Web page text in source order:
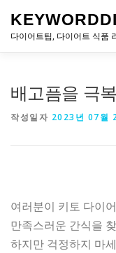
다이어트팁, 다이어트 식품
배고픔을 극
작성일자 2023년 07월
여러분이 키토 다이
만족스러운 간식을
하지만 걱정하지 마